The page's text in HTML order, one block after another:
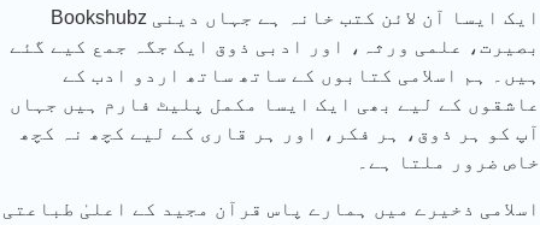
Bookshubz ایک ایسا آن لائن کتب خانہ ہے جہاں دینی
بصیرت، علمی ورثہ، اور ادبی ذوق ایک جگہ جمع کیے گئے
ہیں۔ ہم اسلامی کتابوں کے ساتھ ساتھ اردو ادب کے
عاشقوں کے لیے بھی ایک ایسا مکمل پلیٹ فارم ہیں جہاں
آپ کو ہر ذوق، ہر فکر، اور ہر قاری کے لیے کچھ نہ کچھ
خاص ضرور ملتا ہے۔
اسلامی ذخیرے میں ہمارے پاس قرآن مجید کے اعلیٰ طباعتی